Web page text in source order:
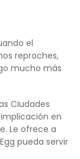
el
reproches,
mucho más
Ciudades
en
Le ofrece a
pueda servir